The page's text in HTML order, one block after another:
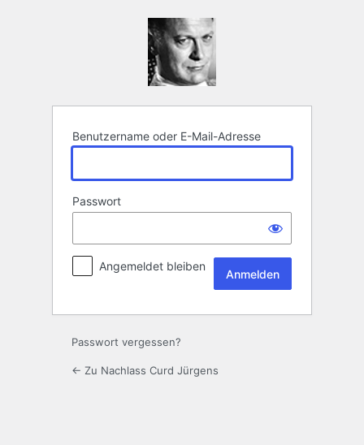
Benutzername oder E-Mail-Adresse
Passwort
Angemeldet bleiben
Passwort vergessen?
← Zu Nachlass Curd Jürgens